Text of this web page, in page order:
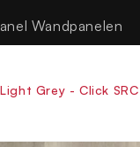
Wandpanelen
Grey - Click SRC